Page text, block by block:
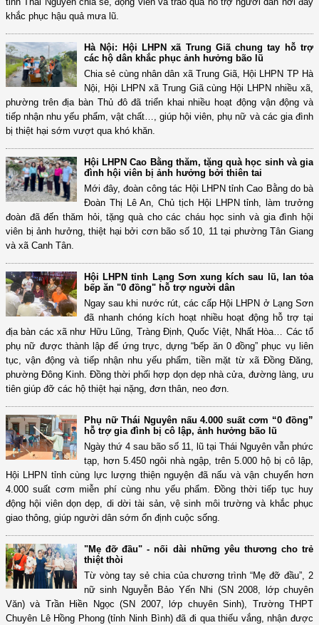
khắc phục hậu quả mưa lũ.
Hà Nội: Hội LHPN xã Trung Giã chung tay hỗ trợ
các hộ dân khắc phục ảnh hưởng bão lũ
Chia sẻ cùng nhân dân xã Trung Giã, Hội LHPN TP Hà
Nội, Hội LHPN xã Trung Giã cùng Hội LHPN nhiều xã,
phường trên địa bàn Thủ đô đã triển khai nhiều hoạt động vận động và
tiếp nhận nhu yếu phẩm, vật chất…, giúp hội viên, phụ nữ và các gia đình
bị thiệt hại sớm vượt qua khó khăn.
Hội LHPN Cao Bằng thăm, tặng quà học sinh và gia
đình hội viên bị ảnh hưởng bởi thiên tai
Mới đây, đoàn công tác Hội LHPN tỉnh Cao Bằng do bà
Đoàn Thị Lê An, Chủ tịch Hội LHPN tỉnh, làm trưởng
đoàn đã đến thăm hỏi, tặng quà cho các cháu học sinh và gia đình hội
viên bị ảnh hưởng, thiệt hại bởi cơn bão số 10, 11 tại phường Tân Giang
và xã Canh Tân.
Hội LHPN tỉnh Lạng Sơn xung kích sau lũ, lan tỏa
bếp ăn "0 đồng" hỗ trợ người dân
Ngay sau khi nước rút, các cấp Hội LHPN ở Lạng Sơn
đã nhanh chóng kích hoạt nhiều hoạt động hỗ trợ tại
địa bàn các xã như Hữu Lũng, Tràng Định, Quốc Việt, Nhất Hòa… Các tổ
phụ nữ được thành lập để ứng trực, dựng “bếp ăn 0 đồng” phục vụ liên
tục, vận động và tiếp nhận nhu yếu phẩm, tiền mặt từ xã Đồng Đăng,
phường Đông Kinh. Đồng thời phối hợp dọn dẹp nhà cửa, đường làng, ưu
tiên giúp đỡ các hộ thiệt hại nặng, đơn thân, neo đơn.
Phụ nữ Thái Nguyên nấu 4.000 suất cơm “0 đồng”
hỗ trợ gia đình bị cô lập, ảnh hưởng bão lũ
Ngày thứ 4 sau bão số 11, lũ tại Thái Nguyên vẫn phức
tạp, hơn 5.450 ngôi nhà ngập, trên 5.000 hộ bị cô lập,
Hội LHPN tỉnh cùng lực lượng thiện nguyện đã nấu và vận chuyển hơn
4.000 suất cơm miễn phí cùng nhu yếu phẩm. Đồng thời tiếp tục huy
động hội viên dọn dẹp, di dời tài sản, vệ sinh môi trường và khắc phục
giao thông, giúp người dân sớm ổn định cuộc sống.
"Mẹ đỡ đầu" - nối dài những yêu thương cho trẻ
thiệt thòi
Từ vòng tay sẻ chia của chương trình “Mẹ đỡ đầu”, 2
nữ sinh Nguyễn Bảo Yến Nhi (SN 2008, lớp chuyên
Văn) và Trần Hiền Ngọc (SN 2007, lớp chuyên Sinh), Trường THPT
Chuyên Lê Hồng Phong (tỉnh Ninh Bình) đã đi qua thiếu vắng, nhận được